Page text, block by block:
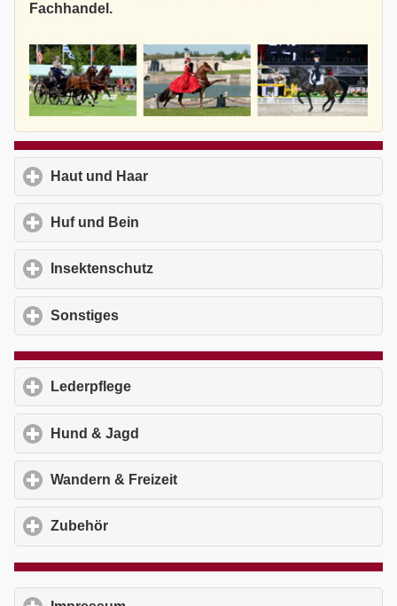
Fachhandel.
Haut und Haar
Huf und Bein
Insektenschutz
Sonstiges
Lederpflege
Hund & Jagd
Wandern & Freizeit
Zubehör